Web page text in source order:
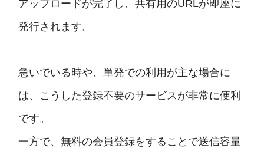
アップロードが完了し、共有用のURLが即座に
発行されます。
急いでいる時や、単発での利用が主な場合に
は、こうした登録不要のサービスが非常に便利
です。
一方で、無料の会員登録をすることで送信容量